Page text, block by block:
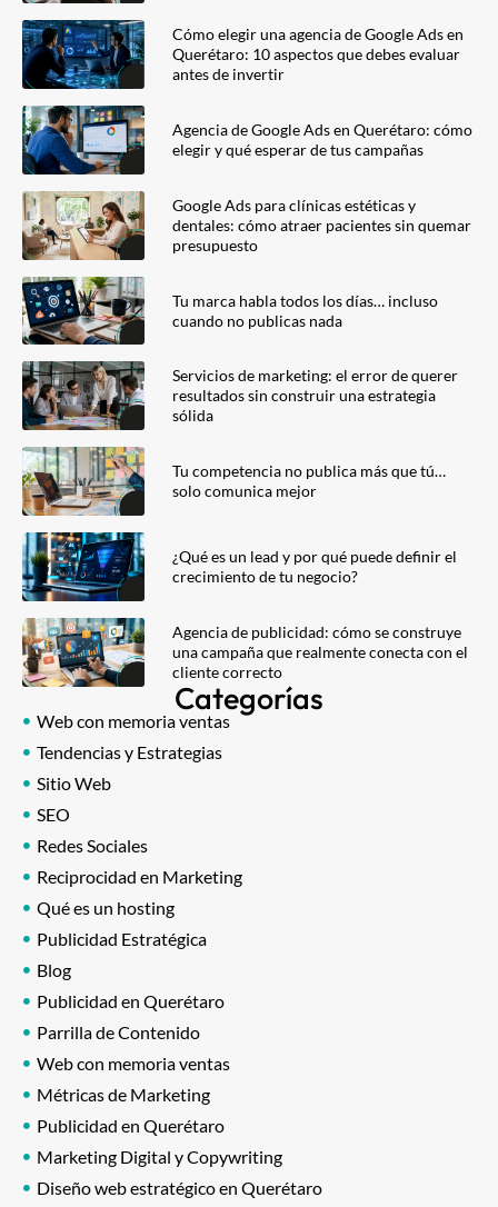
Cómo elegir una agencia de Google Ads en
Querétaro: 10 aspectos que debes evaluar
antes de invertir
Agencia de Google Ads en Querétaro: cómo
elegir y qué esperar de tus campañas
Google Ads para clínicas estéticas y
dentales: cómo atraer pacientes sin quemar
presupuesto
Tu marca habla todos los días… incluso
cuando no publicas nada
Servicios de marketing: el error de querer
resultados sin construir una estrategia
sólida
Tu competencia no publica más que tú…
solo comunica mejor
¿Qué es un lead y por qué puede definir el
crecimiento de tu negocio?
Agencia de publicidad: cómo se construye
una campaña que realmente conecta con el
cliente correcto
Categorías
Web con memoria ventas
Tendencias y Estrategias
Sitio Web
SEO
Redes Sociales
Reciprocidad en Marketing
Qué es un hosting
Publicidad Estratégica
Blog
Publicidad en Querétaro
Parrilla de Contenido
Web con memoria ventas
Métricas de Marketing
Publicidad en Querétaro
Marketing Digital y Copywriting
Diseño web estratégico en Querétaro